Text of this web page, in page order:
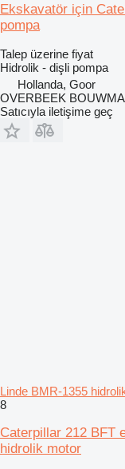
Ekskavatör için
pompa
Talep üzerine fiyat
Hidrolik - dişli pompa
Hollanda, Goor
OVERBEEK
Satıcıyla iletişime geç
Linde BMR-1355
8
Caterpillar 212 BFT
hidrolik motor